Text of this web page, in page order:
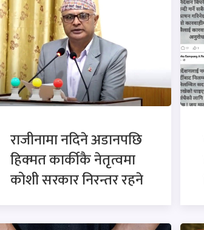
राजीनामा नदिने अडानपछि
हिक्मत कार्कीकै नेतृत्वमा
कोशी सरकार निरन्तर रहने